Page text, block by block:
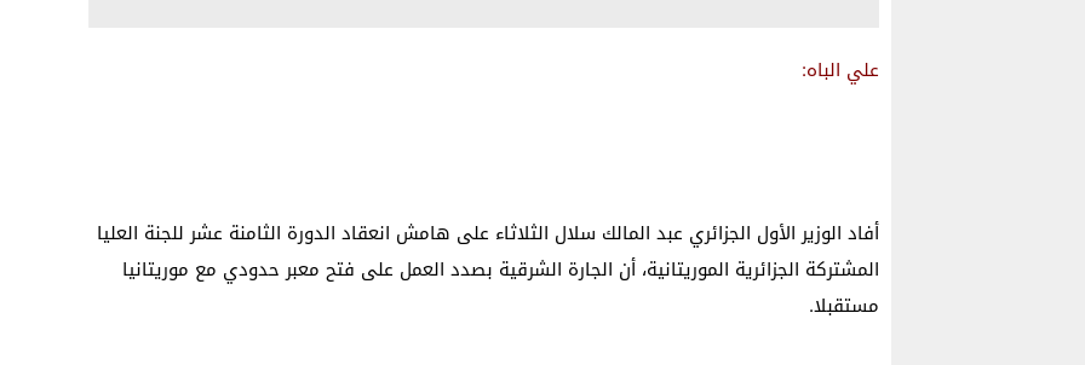
علي الباه:
أفاد الوزير الأول الجزائري عبد المالك سلال الثلاثاء على هامش انعقاد الدورة الثامنة عشر للجنة العليا
المشتركة الجزائرية الموريتانية، أن الجارة الشرقية بصدد العمل على فتح معبر حدودي مع موريتانيا
مستقبلا.